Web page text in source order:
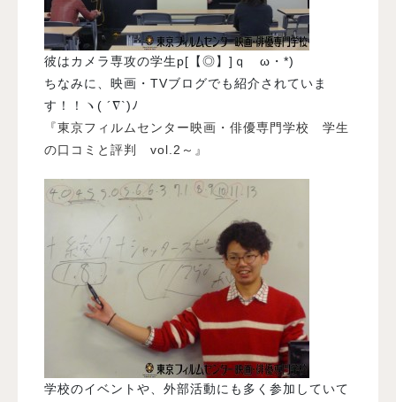
彼はカメラ専攻の学生p[【◎】]ｑゝω・*)
ちなみに、映画・TVブログでも紹介されていま
す！！ヽ( ´∇`)ﾉ
『東京フィルムセンター映画・俳優専門学校 学生
の口コミと評判 vol.2～』
学校のイベントや、外部活動にも多く参加していて